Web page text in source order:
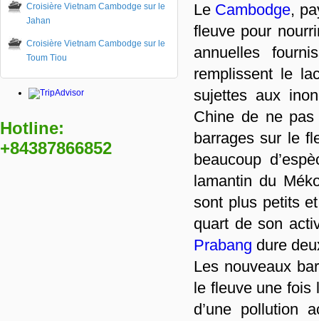
Croisière Vietnam Cambodge sur le
Jahan
Croisière Vietnam Cambodge sur le
Toum Tiou
Hotline:
+84387866852
Le Cambodge,
fleuve pour
annuelles
remplissent le
sujettes aux
Chine de ne
barrages sur le
beaucoup
lamantin du
sont plus petits
quart de son
Prabang dure
Les nouveaux
le fleuve une fois
d’une pollution